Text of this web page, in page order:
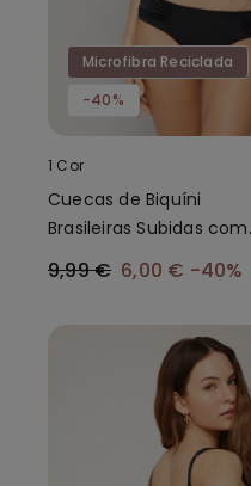
Microfibra Reciclada
-40%
1 Cor
Cuecas de Biquíni
Brasileiras Subidas com
Franzido Micro Reciclada
9,99 € 6,00 € -40%